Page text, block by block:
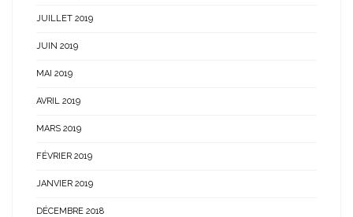
JUILLET 2019
JUIN 2019
MAI 2019
AVRIL 2019
MARS 2019
FÉVRIER 2019
JANVIER 2019
DÉCEMBRE 2018